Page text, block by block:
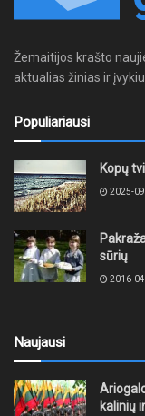
Žemaitijos krašto
aktualias žinias ir
Populiariausi
Kopų
2025-
sūrių
2016-
Naujausi
kalinių